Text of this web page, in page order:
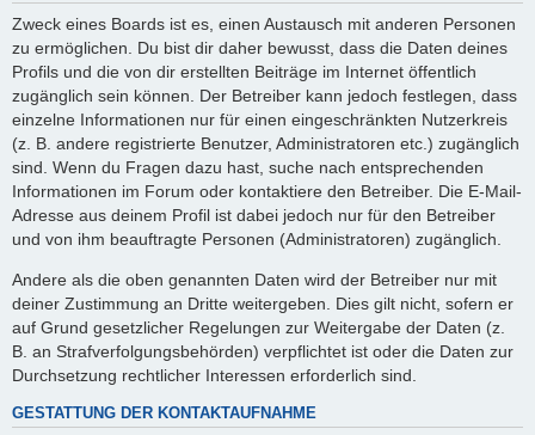
Zweck eines Boards ist es, einen Austausch mit anderen Personen
zu ermöglichen. Du bist dir daher bewusst, dass die Daten deines
Profils und die von dir erstellten Beiträge im Internet öffentlich
zugänglich sein können. Der Betreiber kann jedoch festlegen, dass
einzelne Informationen nur für einen eingeschränkten Nutzerkreis
(z. B. andere registrierte Benutzer, Administratoren etc.) zugänglich
sind. Wenn du Fragen dazu hast, suche nach entsprechenden
Informationen im Forum oder kontaktiere den Betreiber. Die E-Mail-
Adresse aus deinem Profil ist dabei jedoch nur für den Betreiber
und von ihm beauftragte Personen (Administratoren) zugänglich.
Andere als die oben genannten Daten wird der Betreiber nur mit
deiner Zustimmung an Dritte weitergeben. Dies gilt nicht, sofern er
auf Grund gesetzlicher Regelungen zur Weitergabe der Daten (z.
B. an Strafverfolgungsbehörden) verpflichtet ist oder die Daten zur
Durchsetzung rechtlicher Interessen erforderlich sind.
GESTATTUNG DER KONTAKTAUFNAHME